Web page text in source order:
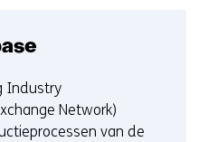
Industry
Network)
van de